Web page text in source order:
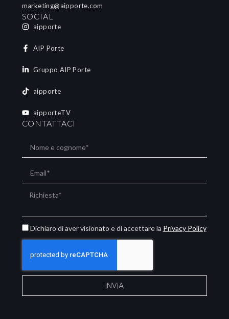
marketing@aipporte.com
SOCIAL
aipporte
AIP Porte
Gruppo AIP Porte
aipporte
aipporteTV
CONTATTACI
Richiesta
PrivacyDichiaro di aver visionato e di accettare la Privacy Policy
INVIA